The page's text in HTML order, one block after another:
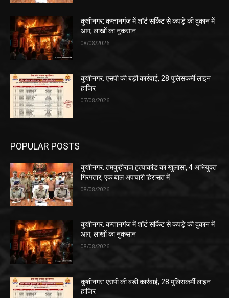
कुशीनगर: कप्तानगंज में शॉर्ट सर्किट से कपड़े की दुकान में
आग, लाखों का नुकसान
08/08/2026
कुशीनगर: एसपी की बड़ी कार्रवाई, 28 पुलिसकर्मी लाइन
हाजिर
07/08/2026
POPULAR POSTS
कुशीनगर: तमकुहीराज हत्याकांड का खुलासा, 4 अभियुक्त
गिरफ्तार, एक बाल अपचारी हिरासत में
08/08/2026
कुशीनगर: कप्तानगंज में शॉर्ट सर्किट से कपड़े की दुकान में
आग, लाखों का नुकसान
08/08/2026
कुशीनगर: एसपी की बड़ी कार्रवाई, 28 पुलिसकर्मी लाइन
हाजिर